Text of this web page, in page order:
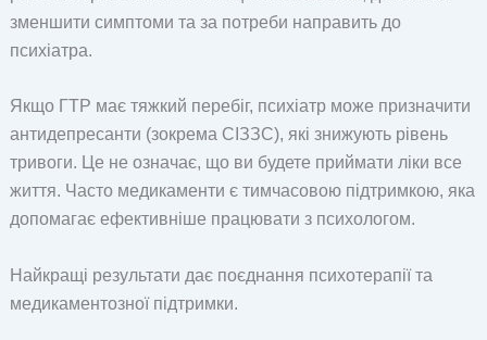
зменшити симптоми та за потреби направить до
психіатра.
Якщо ГТР має тяжкий перебіг, психіатр може призначити
антидепресанти (зокрема СІЗЗС), які знижують рівень
тривоги. Це не означає, що ви будете приймати ліки все
життя. Часто медикаменти є тимчасовою підтримкою, яка
допомагає ефективніше працювати з психологом.
Найкращі результати дає поєднання психотерапії та
медикаментозної підтримки.